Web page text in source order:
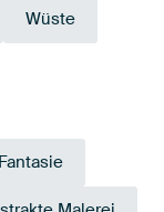
Wüste
Fantasie